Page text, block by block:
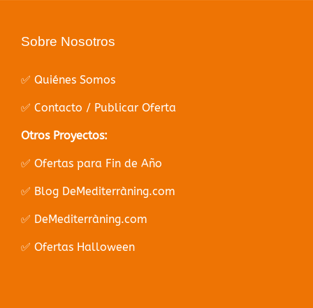
Sobre Nosotros
✅ Quiénes Somos
✅ Contacto / Publicar Oferta
Otros Proyectos:
✅ Ofertas para Fin de Año
✅ Blog DeMediterràning.com
✅ DeMediterràning.com
✅ Ofertas Halloween